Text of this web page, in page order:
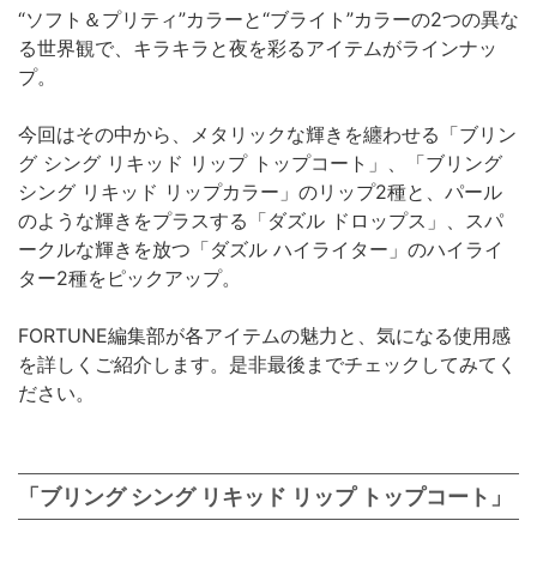
“ソフト＆プリティ”カラーと“ブライト”カラーの2つの異な
る世界観で、キラキラと夜を彩るアイテムがラインナッ
プ。
今回はその中から、メタリックな輝きを纏わせる「ブリン
グ シング リキッド リップ トップコート」、「ブリング
シング リキッド リップカラー」のリップ2種と、パール
のような輝きをプラスする「ダズル ドロップス」、スパ
ークルな輝きを放つ「ダズル ハイライター」のハイライ
ター2種をピックアップ。
FORTUNE編集部が各アイテムの魅力と、気になる使用感
を詳しくご紹介します。是非最後までチェックしてみてく
ださい。
「ブリング シング リキッド リップ トップコート」